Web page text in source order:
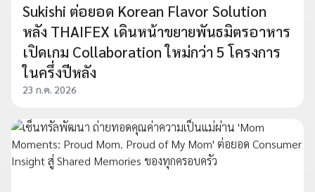
Sukishi ต่อยอด Korean Flavor Solution
หลัง THAIFEX เดินหน้าขยายพันธมิตรอาหาร
เปิดเกม Collaboration ใหม่กว่า 5 โครงการ
ในครึ่งปีหลัง
23 ก.ค. 2026